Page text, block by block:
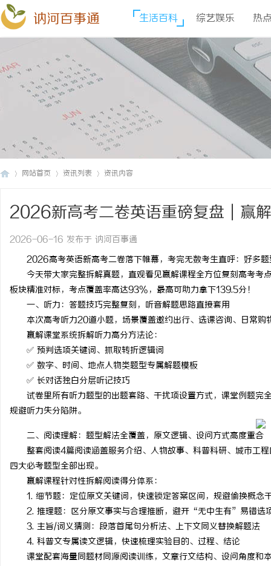
讷河百事通 生活百科 综艺娱乐 热
网站首页 资讯列表 资讯内容
2026新高考二卷英语重磅复盘｜赢
盖，稳拿139.5分！
2026-06-16 发布于 讷河百事通
2026高考英语新高考二卷落下帷幕，考完无数考生直呼：好多
今天带大家完整拆解真题，直观看见赢解课程全方位复刻高考
板块精准对标，考点覆盖率高达93%，最高可助力拿下139.5分！
一、听力：答题技巧完整复刻，听音解题思路直接套用
本次高考听力20道小题，场景覆盖邀约出行、选课咨询、日常
赢解课堂系统拆解听力高分方法论：
✅ 预判选项关键词、抓取转折逻辑词
✅ 数字、时间、地点人物类题型专属解题模板
✅ 长对话独白分层听记技巧
试卷里所有听力题型的出题套路、干扰项设置方式，课堂例题
规避听力失分陷阱。
二、阅读理解：题型解法全覆盖，原文逻辑、设问方式高度重合
整套阅读4篇阅读涵盖服务介绍、人物故事、科普科研、城市工
四大必考题型全部出现。
赢解课程针对性拆解阅读得分体系：
1. 细节题：定位原文关键词，快速锁定答案区间，规避偷换概念
2. 推理题：区分原文事实与合理推断，避开“无中生有”易错选
3. 主旨/词义猜测：段落首尾句分析法、上下文同义替换解题法
4. 科普文专属读文逻辑，快速梳理实验目的、过程、结论
课堂配套海量同题材同源阅读训练，文章行文结构、设问角度
汉配眼镜 上海配眼镜 商标转让：专业转让流